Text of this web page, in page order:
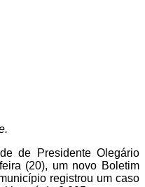
de Presidente Olegário
(20), um novo Boletim
registrou um caso